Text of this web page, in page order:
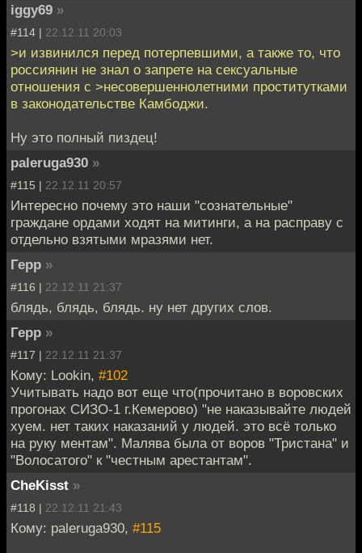
iggy69 »
#114 | 22.12.11 20:03
>и извинился перед потерпевшими, а также то, что
россиянин не знал о запрете на сексуальные
отношения с >несовершеннолетними проститутками
в законодательстве Камбоджи.
Ну это полный пиздец!
paleruga930 »
#115 | 22.12.11 20:57
Интересно почему это наши "сознательные"
граждане ордами ходят на митинги, а на расправу с
отдельно взятыми мразями нет.
Герр »
#116 | 22.12.11 21:37
блядь, блядь, блядь. ну нет других слов.
Герр »
#117 | 22.12.11 21:37
Кому: Lookin, #102
Учитывать надо вот еще что(прочитано в воровских
прогонах СИЗО-1 г.Кемерово) "не наказывайте людей
хуем. нет таких наказаний у людей. это всё только
на руку ментам". Малява была от воров "Тристана" и
"Волосатого" к "честным арестантам".
CheKisst »
#118 | 22.12.11 21:43
Кому: paleruga930, #115